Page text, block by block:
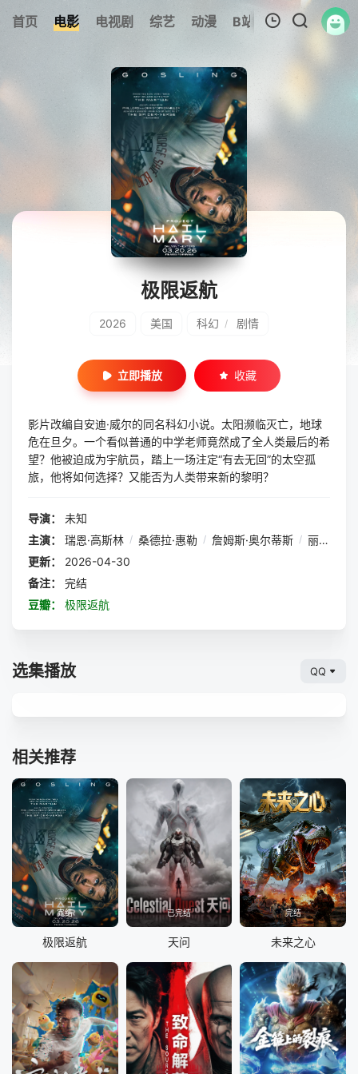
首页 电影 电视剧 综艺 动漫 B站 317美剧 追
暂无观看影片的记录
极限返航
2026 美国 科幻 / 剧情
立即播放 收藏
影片改编自安迪·威尔的同名科幻小说。太阳濒临灭亡，地球
危在旦夕。一个看似普通的中学老师竟然成了全人类最后的希
望？他被迫成为宇航员，踏上一场注定“有去无回”的太空孤
旅，他将如何选择？又能否为人类带来新的黎明？
导演：
未知
主演：
瑞恩·高斯林 / 桑德拉·惠勒 / 詹姆斯·奥尔蒂斯 / 丽兹·金斯曼
更新：
2026-04-30
备注：
完结
豆瓣：
极限返航
选集播放 QQ
相关推荐
完结
极限返航
已完结
天问
完结
未来之心